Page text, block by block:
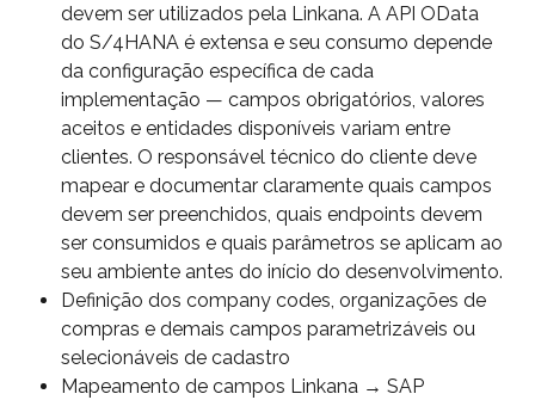
devem ser utilizados pela Linkana. A API OData
do S/4HANA é extensa e seu consumo depende
da configuração específica de cada
implementação — campos obrigatórios, valores
aceitos e entidades disponíveis variam entre
clientes. O responsável técnico do cliente deve
mapear e documentar claramente quais campos
devem ser preenchidos, quais endpoints devem
ser consumidos e quais parâmetros se aplicam ao
seu ambiente antes do início do desenvolvimento.
Definição dos company codes, organizações de
compras e demais campos parametrizáveis ou
selecionáveis de cadastro
Mapeamento de campos Linkana → SAP